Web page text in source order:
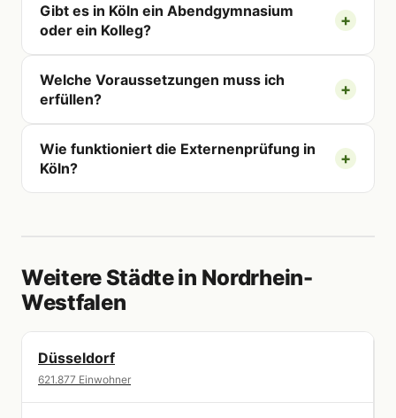
Gibt es in Köln ein Abendgymnasium
oder ein Kolleg?
Welche Voraussetzungen muss ich
erfüllen?
Wie funktioniert die Externenprüfung in
Köln?
Weitere Städte in Nordrhein-
Westfalen
Düsseldorf
621.877 Einwohner